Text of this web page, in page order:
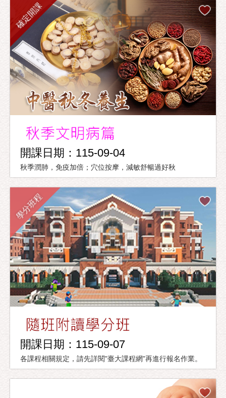
確定開課
開課日期：115-09-04
秋季潤肺，免疫加倍；穴位按摩，減敏舒暢過好秋
學分班程
開課日期：115-09-07
各課程相關規定，請先詳閱"臺大課程網"再進行報名作業。